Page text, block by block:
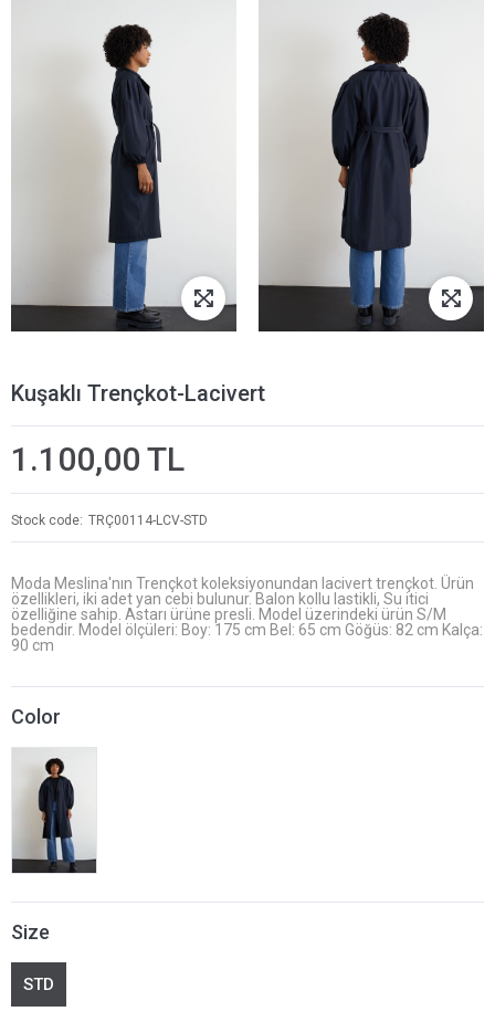
Kuşaklı Trençkot-Lacivert
1.100,00 TL
Stock code TRÇ00114-LCV-STD
Moda Meslina'nın Trençkot koleksiyonundan lacivert trençkot. Ürün
özellikleri, iki adet yan cebi bulunur. Balon kollu lastikli, Su itici
özelliğine sahip. Astarı ürüne presli. Model üzerindeki ürün S/M
bedendir. Model ölçüleri: Boy: 175 cm Bel: 65 cm Göğüs: 82 cm Kalça:
90 cm
Color
Size
STD